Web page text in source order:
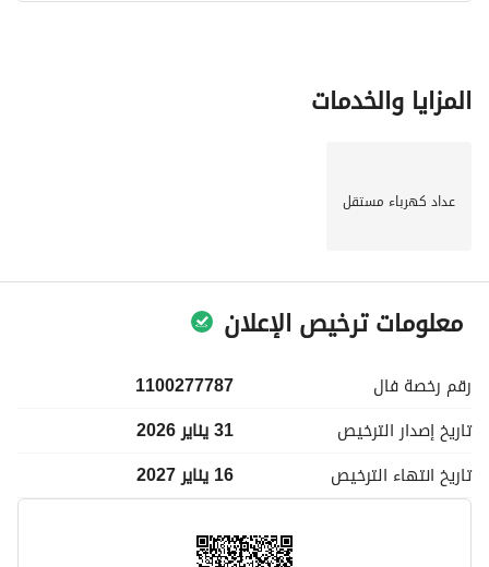
المزايا والخدمات
عداد كهرباء مستقل
معلومات ترخيص الإعلان
رقم رخصة فال
1100277787
تاريخ إصدار الترخيص
31 يناير 2026
تاريخ انتهاء الترخيص 16 يناير 2027